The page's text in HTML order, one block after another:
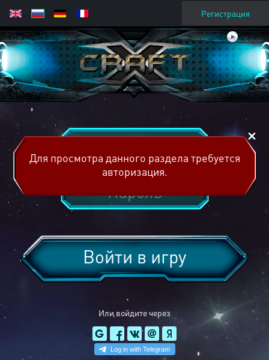
Регистрация
Или войдите через
Войти в игру
Для просмотра данного раздела требуется
авторизация.